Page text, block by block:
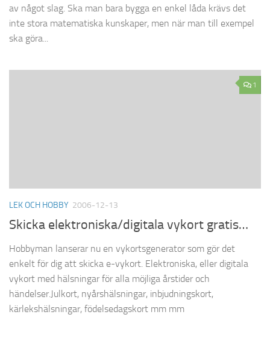
av något slag. Ska man bara bygga en enkel låda krävs det
inte stora matematiska kunskaper, men när man till exempel
ska göra...
1
LEK OCH HOBBY 2006-12-13
Skicka elektroniska/digitala vykort gratis…
Hobbyman lanserar nu en vykortsgenerator som gör det
enkelt för dig att skicka e-vykort. Elektroniska, eller digitala
vykort med hälsningar för alla möjliga årstider och
händelser.Julkort, nyårshälsningar, inbjudningskort,
kärlekshälsningar, födelsedagskort mm mm